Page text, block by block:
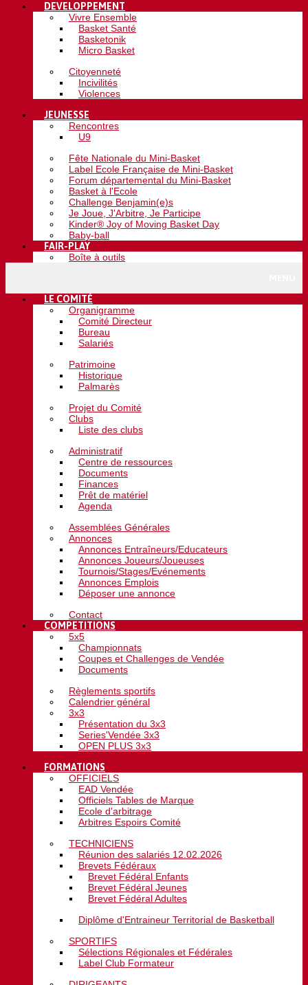
DEVELOPPEMENT
Vivre Ensemble
Basket Santé
Basketonik
Micro Basket
Citoyenneté
Incivilités
Violences
JEUNESSE
Rencontres
U9
Fête Nationale du Mini-Basket
Label Ecole Française de Mini-Basket
Forum départemental du Mini-Basket
Basket à l'Ecole
Challenge Benjamin(e)s
Je Joue, J'Arbitre, Je Participe
Kinder® Joy of Moving Basket Day
Baby-ball
FAIR-PLAY
Boîte à outils
LE COMITÉ
Organigramme
Comité Directeur
Bureau
Salariés
Patrimoine
Historique
Palmarès
Projet du Comité
Clubs
Liste des clubs
Administratif
Centre de ressources
Documents
Finances
Prêt de matériel
Agenda
Assemblées Générales
Annonces
Annonces Entraîneurs/Educateurs
Annonces Joueurs/Joueuses
Tournois/Stages/Evénements
Annonces Emplois
Déposer une annonce
Contact
COMPETITIONS
5x5
Championnats
Coupes et Challenges de Vendée
Documents
Règlements sportifs
Calendrier général
3x3
Présentation du 3x3
Series'Vendée 3x3
OPEN PLUS 3x3
FORMATIONS
OFFICIELS
EAD Vendée
Officiels Tables de Marque
Ecole d'arbitrage
Arbitres Espoirs Comité
TECHNICIENS
Réunion des salariés 12.02.2026
Brevets Fédéraux
Brevet Fédéral Enfants
Brevet Fédéral Jeunes
Brevet Fédéral Adultes
Diplôme d'Entraineur Territorial de Basketball
SPORTIFS
Sélections Régionales et Fédérales
Label Club Formateur